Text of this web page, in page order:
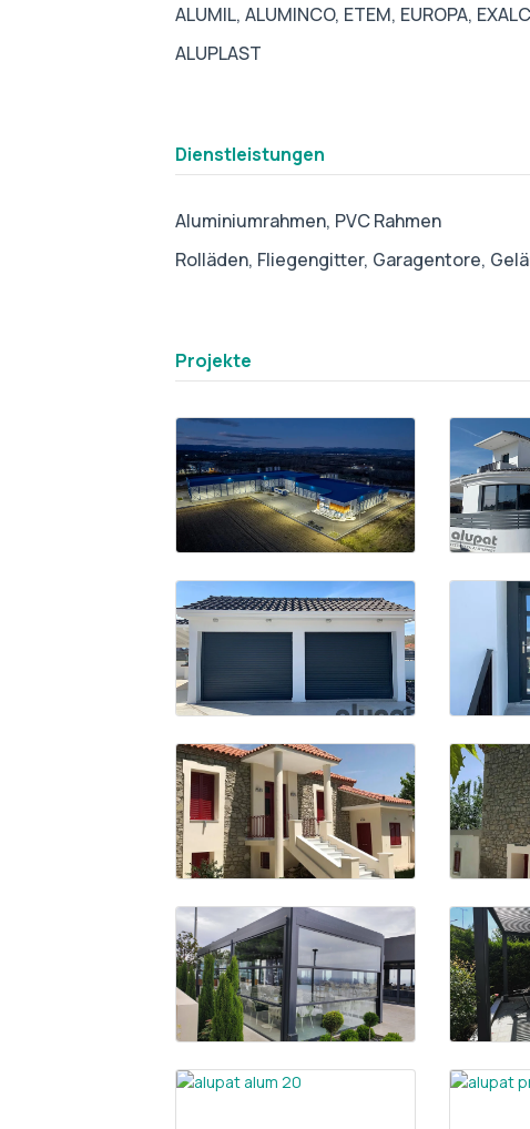
ALUMIL, ALUMINCO, ETEM, EUROPA,
ALUPLAST
Dienstleistungen
Aluminiumrahmen, PVC Rahmen
Rolläden, Fliegengitter, Garagentore,
Projekte